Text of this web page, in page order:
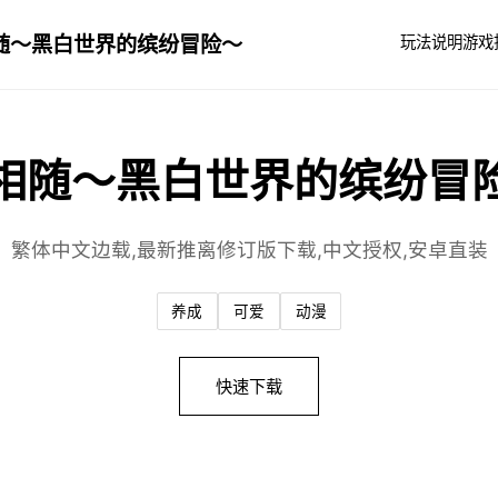
～黑白世界的缤纷冒险～ 玩法说明游戏
随～黑白世界的缤纷冒
繁体中文边载,最新推离修订版下载,中文授权,安卓直装
养成 可爱 动漫
快速下载